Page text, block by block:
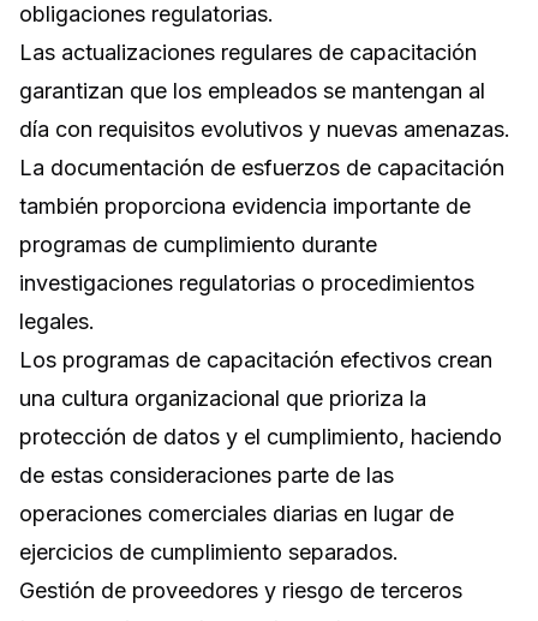
obligaciones regulatorias.
Las actualizaciones regulares de capacitación
garantizan que los empleados se mantengan al
día con requisitos evolutivos y nuevas amenazas.
La documentación de esfuerzos de capacitación
también proporciona evidencia importante de
programas de cumplimiento durante
investigaciones regulatorias o procedimientos
legales.
Los programas de capacitación efectivos crean
una cultura organizacional que prioriza la
protección de datos y el cumplimiento, haciendo
de estas consideraciones parte de las
operaciones comerciales diarias en lugar de
ejercicios de cumplimiento separados.
Gestión de proveedores y riesgo de terceros